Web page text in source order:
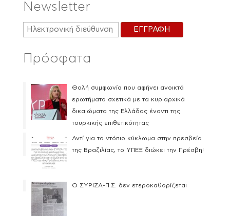
Newsletter
Πρόσφατα
Θολή συμφωνία που αφήνει ανοικτά
ερωτήματα σχετικά με τα κυριαρχικά
δικαιώματα της Ελλάδας έναντι της
τουρκικής επιθετικότητας
Αντί για το ντόπιο κύκλωμα στην πρεσβεία
της Βραζιλίας, το ΥΠΕΞ διώκει την Πρέσβη!
Ο ΣΥΡΙΖΑ-Π.Σ. δεν ετεροκαθορίζεται